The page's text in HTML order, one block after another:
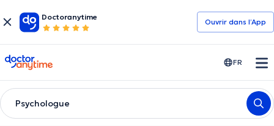
Doctoranytime
Ouvrir dans l’App
doctoranytime FR
Psychologue